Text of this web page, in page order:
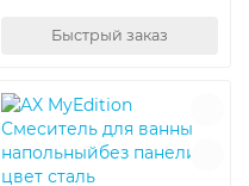
Быстрый заказ